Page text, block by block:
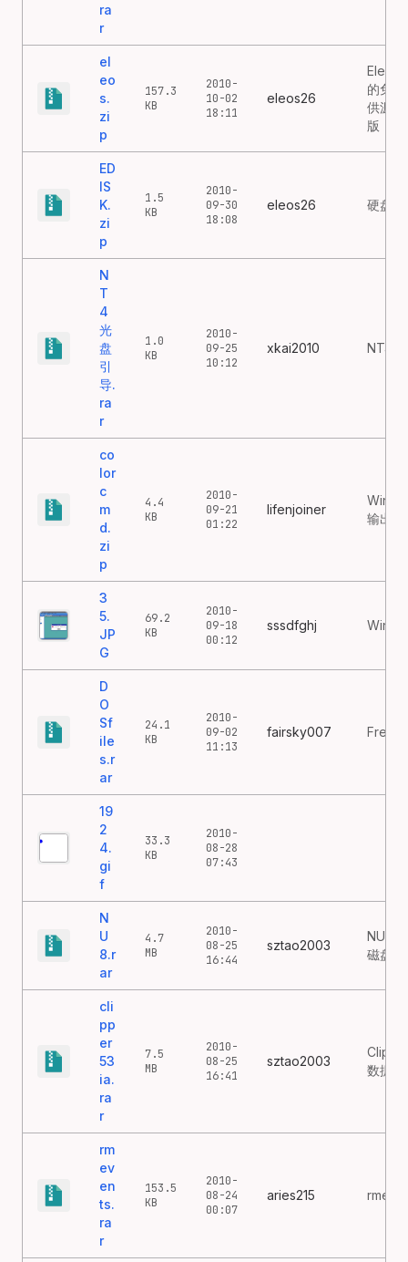
ra
r
el
eo
s.
zi
p
157.3
KB
2010-
10-02
18:11
eleos26
的免
供源
版
ED
IS
K.
zi
p
1.5
KB
2010-
09-30
18:08
eleos26 硬盘
N
T
4
光
盘
引
导.
ra
r
1.0
KB
2010-
09-25
10:12
xkai2010 NT4光
co
lor
c
m
d.
zi
p
4.4
KB
2010-
09-21
01:22
lifenjoiner
输出工
3
5.
JP
G
69.2
KB
2010-
09-18
00:12
sssdfghj
D
O
Sf
ile
s.r
ar
24.1
KB
2010-
09-02
11:13
fairsky007
19
2
4.
gi
f
33.3
KB
2010-
08-28
07:43
N
U
8.r
ar
4.7
MB
2010-
08-25
16:44
sztao2003
NU8
磁盘工
cli
pp
er
53
ia.
ra
r
7.5
MB
2010-
08-25
16:41
sztao2003
数据
rm
ev
en
ts.
ra
r
153.5
KB
2010-
08-24
00:07
aries215